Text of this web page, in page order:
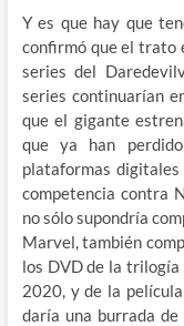
Y es que hay que
confirmó que el
series del
series continuarían
que el gigante
que ya han
plataformas
competencia contra
no sólo supondría
Marvel, también
los DVD de la trilogía
2020, y de la
daría una burrada